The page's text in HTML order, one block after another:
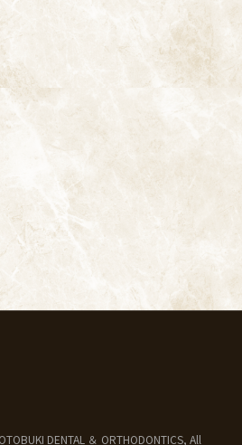
DENTAL ＆ ORTHODONTICS, All